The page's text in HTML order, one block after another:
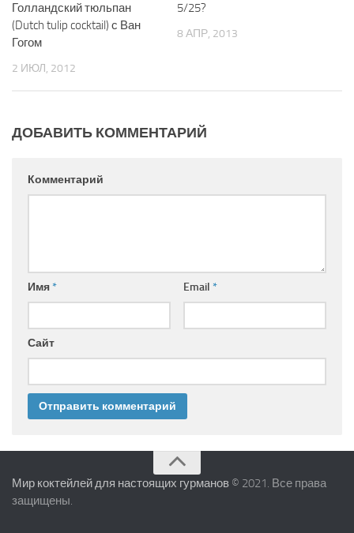
Голландский тюльпан
(Dutch tulip cocktail) с Ван
Гогом
2 ИЮЛ, 2012
5/25?
8 АПР, 2013
ДОБАВИТЬ КОММЕНТАРИЙ
Комментарий
Имя* Email *
Сайт
Мир коктейлей для настоящих гурманов © 2021. Все права
защищены.